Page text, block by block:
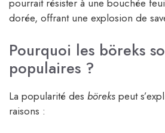
pourrait résister à une bouchée
dorée, offrant une explosion de
Pourquoi les böreks
populaires ?
La popularité des böreks peut
raisons :